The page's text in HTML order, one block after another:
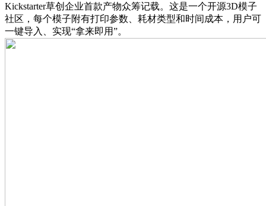
Kickstarter草创企业首款产物众筹记载。这是一个开源3D模子
社区，每个模子附有打印参数、耗材类型和时间成本，用户可
一键导入、实现“拿来即用”。